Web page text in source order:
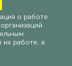
о работе
их работе, а